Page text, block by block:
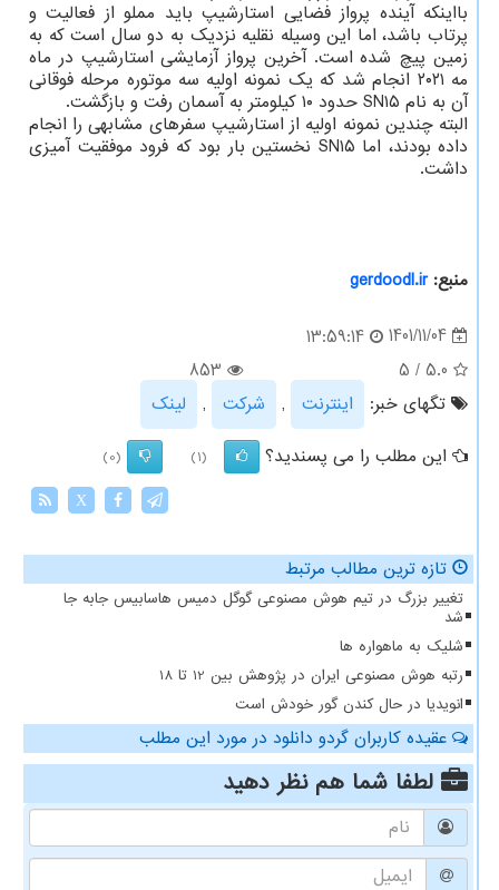
بااینکه آینده پرواز فضایی استارشیپ باید مملو از فعالیت و
پرتاب باشد، اما این وسیله نقلیه نزدیک به دو سال است که به
زمین پیچ شده است. آخرین پرواز آزمایشی استارشیپ در ماه
مه ۲۰۲۱ انجام شد که یک نمونه اولیه سه موتوره مرحله فوقانی
آن به نام SN۱۵ حدود ۱۰ کیلومتر به آسمان رفت و بازگشت.
البته چندین نمونه اولیه از استارشیپ سفرهای مشابهی را انجام
داده بودند، اما SN۱۵ نخستین بار بود که فرود موفقیت آمیزی
داشت.
منبع:gerdoodl.ir
1401/11/04
13:59:14
5.0
/
5
853
تگهای خبر:
اینترنت , شركت ,
لینك
این مطلب را می پسندید؟
(1)
(0)
X
تازه ترین مطالب مرتبط
تغییر بزرگ در تیم هوش مصنوعی گوگل دمیس هاسابیس جابه جا
شد
شلیک به ماهواره ها
رتبه هوش مصنوعی ایران در پژوهش بین 12 تا 18
انویدیا در حال کندن گور خودش است
عقیده کاربران گردو دانلود در مورد این مطلب
لطفا شما همنظر دهید